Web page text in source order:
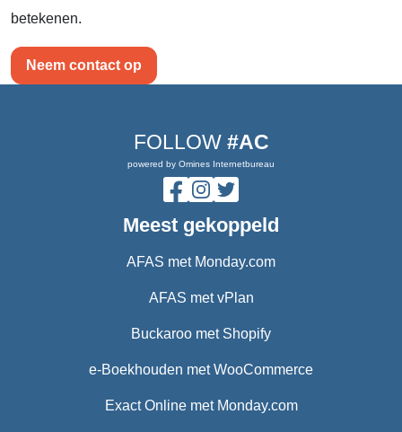
betekenen.
Neem contact op
FOLLOW #AC
powered by Omines Internetbureau
Meest gekoppeld
AFAS met Monday.com
AFAS met vPlan
Buckaroo met Shopify
e-Boekhouden met WooCommerce
Exact Online met Monday.com